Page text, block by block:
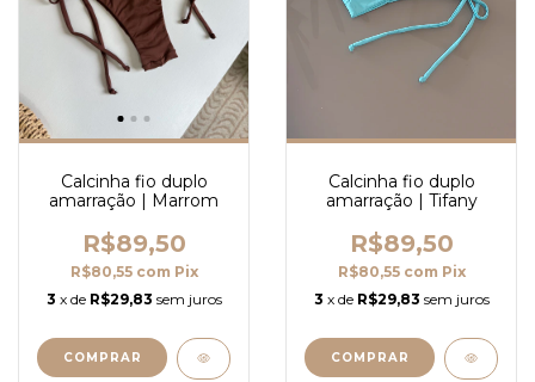
Calcinha fio duplo
amarração | Marrom
R$89,50
R$80,55 com Pix
3 x de R$29,83 sem juros
COMPRAR
Calcinha fio duplo
amarração | Tifany
R$89,50
R$80,55 com Pix
3 x de R$29,83 sem juros
COMPRAR